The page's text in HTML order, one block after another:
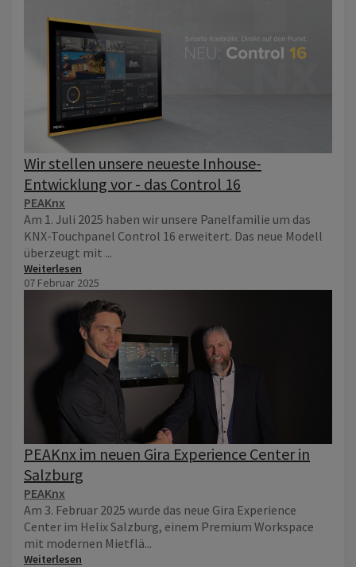
Wir stellen unsere neueste Inhouse-
Entwicklung vor - das Control 16
PEAKnx
Am 1. Juli 2025 haben wir unsere Panelfamilie um das
KNX-Touchpanel Control 16 erweitert. Das neue Modell
überzeugt mit ...
Weiterlesen
07 Februar 2025
PEAKnx im neuen Gira Experience Center in
Salzburg
PEAKnx
Am 3. Februar 2025 wurde das neue Gira Experience
Center im Helix Salzburg, einem Premium Workspace
mit modernen Mietflä...
Weiterlesen